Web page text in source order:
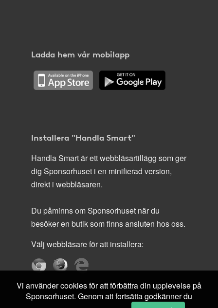
Ladda hem vår mobilapp
Installera "Handla Smart"
Handla Smart är ett webbläsartillägg som ger
dig Sponsorhuset i en minifierad version,
direkt i webbläsaren.
Du påminns om Sponsorhuset när du
besöker en butik som finns ansluten hos oss.
Välj webbläsare för att installera:
Vi använder cookies för att förbättra din upplevelse på
Sponsorhuset. Genom att fortsätta godkänner du